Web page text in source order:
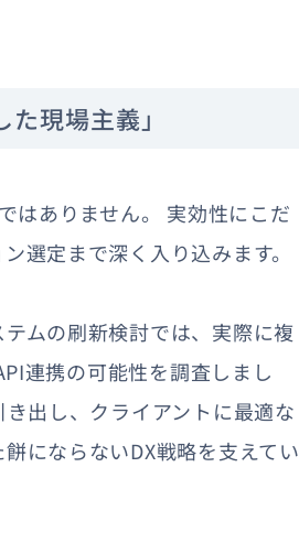
現場主義」
はありません。 実効性にこだ
選定まで深く入り込みます。
ムの刷新検討では、実際に複
連携の可能性を調査しまし
出し、クライアントに最適な
にならないDX戦略を支えてい